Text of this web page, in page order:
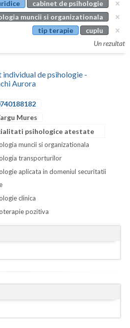
cabinet de psihologie
muncii si organizationala
tip terapie
cuplu
Un rezultat
individual de psihologie -
Aurora
Mures
psihologice atestate
muncii si organizationala
transporturilor
aplicata in domeniul securitatii
clinica
pozitiva